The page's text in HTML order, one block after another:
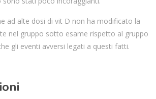
ad alte dosi di vit D non ha modificato la
nel gruppo sotto esame rispetto al gruppo
gli eventi avversi legati a questi fatti.